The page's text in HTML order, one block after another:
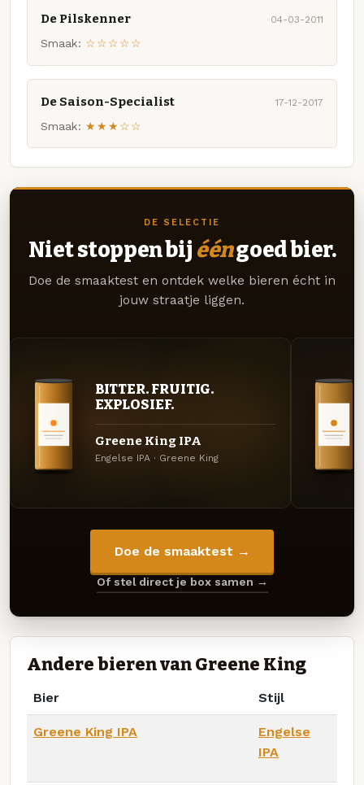
De Pilskenner 04-03-2011
Smaak: ☆☆☆☆☆
De Saison-Specialist 17-12-2017
Smaak: ★★★☆☆
DE SELECTIE
Niet stoppen bij ééngoed bier.
Doe de smaaktest en ontdek welke bieren écht in
jouw straatje liggen.
BITTER. FRUITIG.
EXPLOSIEF.
Greene King IPA
Engelse IPA · Greene King
Doe de smaaktest →
Of stel direct je box samen →
Andere bieren van Greene King
Bier Stijl
Greene King IPA
Engelse
IPA